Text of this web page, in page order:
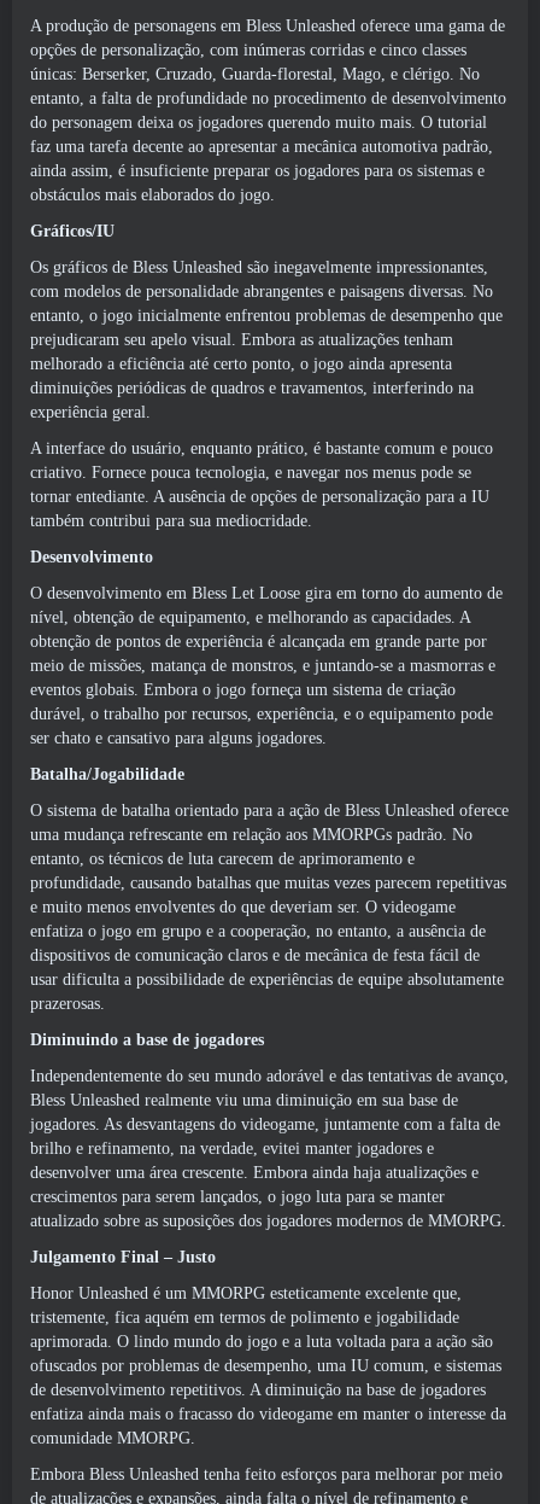
A produção de personagens em Bless Unleashed oferece uma gama de
opções de personalização, com inúmeras corridas e cinco classes
únicas: Berserker, Cruzado, Guarda-florestal, Mago, e clérigo. No
entanto, a falta de profundidade no procedimento de desenvolvimento
do personagem deixa os jogadores querendo muito mais. O tutorial
faz uma tarefa decente ao apresentar a mecânica automotiva padrão,
ainda assim, é insuficiente preparar os jogadores para os sistemas e
obstáculos mais elaborados do jogo.
Gráficos/IU
Os gráficos de Bless Unleashed são inegavelmente impressionantes,
com modelos de personalidade abrangentes e paisagens diversas. No
entanto, o jogo inicialmente enfrentou problemas de desempenho que
prejudicaram seu apelo visual. Embora as atualizações tenham
melhorado a eficiência até certo ponto, o jogo ainda apresenta
diminuições periódicas de quadros e travamentos, interferindo na
experiência geral.
A interface do usuário, enquanto prático, é bastante comum e pouco
criativo. Fornece pouca tecnologia, e navegar nos menus pode se
tornar entediante. A ausência de opções de personalização para a IU
também contribui para sua mediocridade.
Desenvolvimento
O desenvolvimento em Bless Let Loose gira em torno do aumento de
nível, obtenção de equipamento, e melhorando as capacidades. A
obtenção de pontos de experiência é alcançada em grande parte por
meio de missões, matança de monstros, e juntando-se a masmorras e
eventos globais. Embora o jogo forneça um sistema de criação
durável, o trabalho por recursos, experiência, e o equipamento pode
ser chato e cansativo para alguns jogadores.
Batalha/Jogabilidade
O sistema de batalha orientado para a ação de Bless Unleashed oferece
uma mudança refrescante em relação aos MMORPGs padrão. No
entanto, os técnicos de luta carecem de aprimoramento e
profundidade, causando batalhas que muitas vezes parecem repetitivas
e muito menos envolventes do que deveriam ser. O videogame
enfatiza o jogo em grupo e a cooperação, no entanto, a ausência de
dispositivos de comunicação claros e de mecânica de festa fácil de
usar dificulta a possibilidade de experiências de equipe absolutamente
prazerosas.
Diminuindo a base de jogadores
Independentemente do seu mundo adorável e das tentativas de avanço,
Bless Unleashed realmente viu uma diminuição em sua base de
jogadores. As desvantagens do videogame, juntamente com a falta de
brilho e refinamento, na verdade, evitei manter jogadores e
desenvolver uma área crescente. Embora ainda haja atualizações e
crescimentos para serem lançados, o jogo luta para se manter
atualizado sobre as suposições dos jogadores modernos de MMORPG.
Julgamento Final – Justo
Honor Unleashed é um MMORPG esteticamente excelente que,
tristemente, fica aquém em termos de polimento e jogabilidade
aprimorada. O lindo mundo do jogo e a luta voltada para a ação são
ofuscados por problemas de desempenho, uma IU comum, e sistemas
de desenvolvimento repetitivos. A diminuição na base de jogadores
enfatiza ainda mais o fracasso do videogame em manter o interesse da
comunidade MMORPG.
Embora Bless Unleashed tenha feito esforços para melhorar por meio
de atualizações e expansões, ainda falta o nível de refinamento e